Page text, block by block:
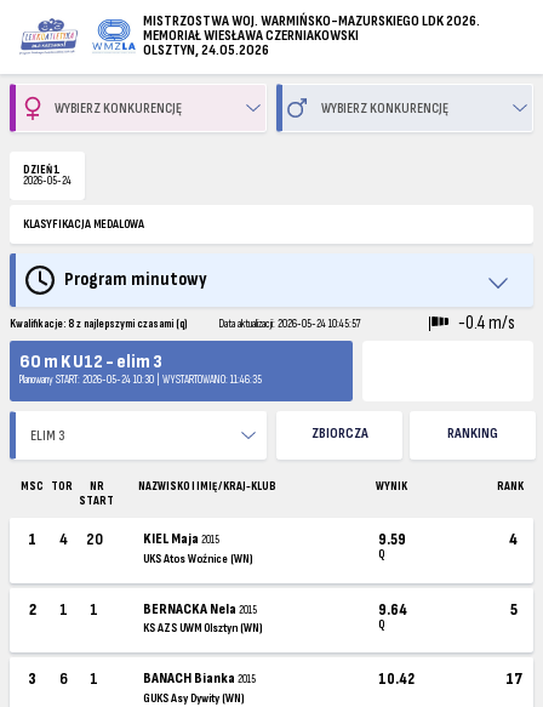
MISTRZOSTWA WOJ. WARMIŃSKO-MAZURSKIEGO LDK 2026.
MEMORIAŁ WIESŁAWA CZERNIAKOWSKI
OLSZTYN, 24.05.2026
DZIEŃ 1
2026-05-24
KLASYFIKACJA MEDALOWA
Program minutowy
Kwalifikacje: 8 z najlepszymi czasami (q) Data aktualizacji: 2026-05-24 10:45:57
-0.4 m/s
60 m K U12 - elim 3
Planowany START: 2026-05-24 10:30 | WYSTARTOWANO: 11:46:35
ZBIORCZA RANKING
MSC TOR
NR
START
NAZWISKO I IMIĘ / KRAJ-KLUB WYNIK RANK
1 4 20 KIEL Maja2015
UKS Atos Woźnice (WN)
9.59
Q
4
2 1 1 BERNACKA Nela2015
KS AZS UWM Olsztyn (WN)
9.64
Q
5
3 6 1 BANACH Bianka2015
GUKS Asy Dywity (WN)
10.42 17